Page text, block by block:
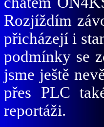
Rozjíždím
přicházejí i
podmínky se
jsme ještě
přes PLC
reportáži.